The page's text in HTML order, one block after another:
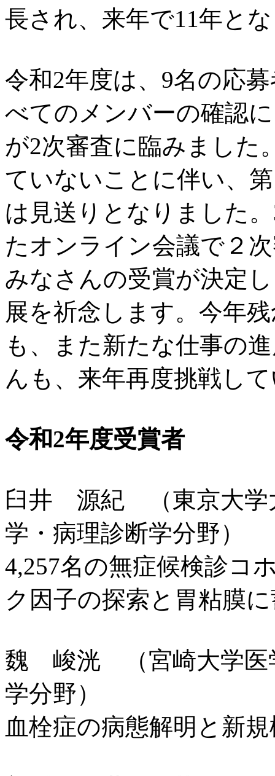
長され、来年で11年と
令和2年度は、9名の応
べてのメンバーの確認
が2次審査に臨みました
ていないことに伴い、
は見送りとなりました
たオンライン会議で２
みなさんの受賞が決定
展を祈念します。今年
も、また新たな仕事の
んも、来年再度挑戦し
令和2年度受賞者
臼井 源紀 （東京大学
学・病理診断学分野）
4,257名の無症候検診コ
ク因子の探索と胃粘膜
魏 峻洸 （宮崎大学医
学分野）
血栓症の病態解明と新